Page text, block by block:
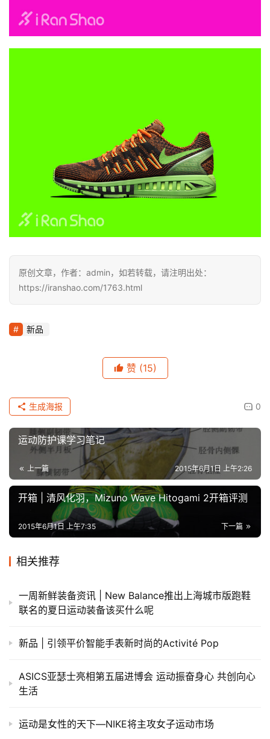
原创文章，作者：admin，如若转载，请注明出处：
https://iranshao.com/1763.html
新品
赞 (15)
0
生成海报
运动防护课学习笔记
上一篇 2015年6月1日 上午2:26
开箱 | 清风化羽，Mizuno Wave Hitogami 2开箱评测
下一篇
2015年6月1日 上午7:35
相关推荐
一周新鲜装备资讯 | New Balance推出上海城市版跑鞋
联名的夏日运动装备该买什么呢
新品 | 引领平价智能手表新时尚的Activité Pop
ASICS亚瑟士亮相第五届进博会 运动振奋身心 共创向心
生活
运动是女性的天下—NIKE将主攻女子运动市场